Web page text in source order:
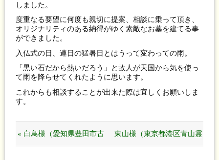
しました。
度重なる要望に何度も親切に提案、相談に乗って頂き、
オリジナリティのある納得がゆく素敵なお墓を建てる事
ができました。
入仏式の日、連日の猛暑日とはうって変わっての雨。
「黒い石だから熱いだろう」と故人が天国から気を使っ
て雨を降らせてくれたように思います。
これからも相談することが出来た際は宜しくお願いしま
す。
« 白鳥様（愛知県豊田市古 東山様（東京都港区青山霊